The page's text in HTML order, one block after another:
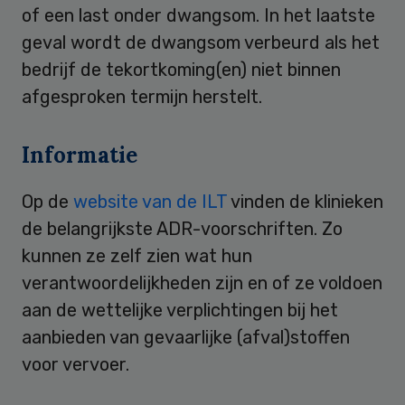
of een last onder dwangsom. In het laatste
geval wordt de dwangsom verbeurd als het
bedrijf de tekortkoming(en) niet binnen
afgesproken termijn herstelt.
Informatie
Op de website van de ILTvinden de klinieken
de belangrijkste ADR-voorschriften. Zo
kunnen ze zelf zien wat hun
verantwoordelijkheden zijn en of ze voldoen
aan de wettelijke verplichtingen bij het
aanbieden van gevaarlijke (afval)stoffen
voor vervoer.